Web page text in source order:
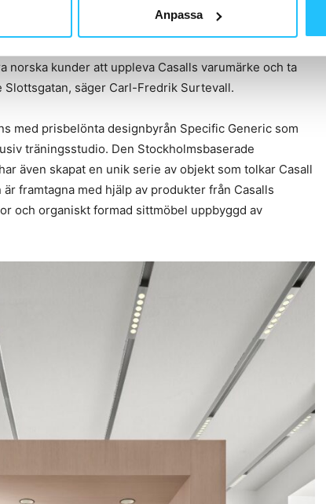
Anpassa
norska kunder att uppleva Casalls varumärke och ta
Slottsgatan, säger Carl-Fredrik Surtevall.
med prisbelönta designbyrån Specific Generic som
träningsstudio. Den Stockholmsbaserade
även skapat en unik serie av objekt som tolkar Casall
framtagna med hjälp av produkter från Casalls
och organiskt formad sittmöbel uppbyggd av